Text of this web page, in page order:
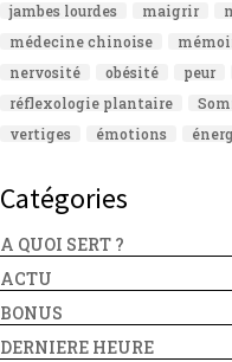
jambes lourdes
maigrir
médecine chinoise
nervosité
obésité peur
réflexologie plantaire
vertiges
émotions
Catégories
A QUOI SERT ?
ACTU
BONUS
DERNIERE HEURE